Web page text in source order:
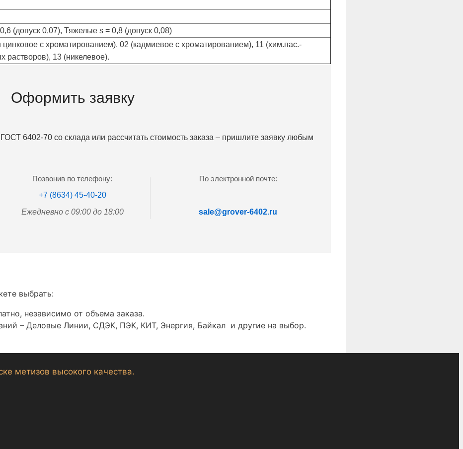
(допуск 0,07), Тяжелые s = 0,8 (допуск 0,08)
цинковое с хроматированием), 02 (кадмиевое с хроматированием), 11 (хим.пас.-
растворов), 13 (никелевое).
Оформить заявку
ГОСТ 6402-70 со склада или рассчитать стоимость заказа – пришлите заявку любым
Позвонив по телефону:
+7 (8634) 45-40-20
Ежедневно с 09:00 до 18:00
По электронной почте:
sale@grover-6402.ru
выбрать:
независимо от объема заказа.
– Деловые Линии, СДЭК, ПЭК, КИТ, Энергия, Байкал и другие на выбор.
метизов высокого качества.